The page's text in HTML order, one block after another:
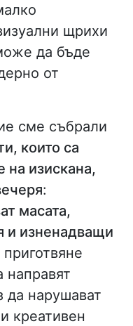
щрихи
да бъде
от
сме събрали
които са
на изискана,
:
масата,
и изненадващи
направят
да нарушават
креативен